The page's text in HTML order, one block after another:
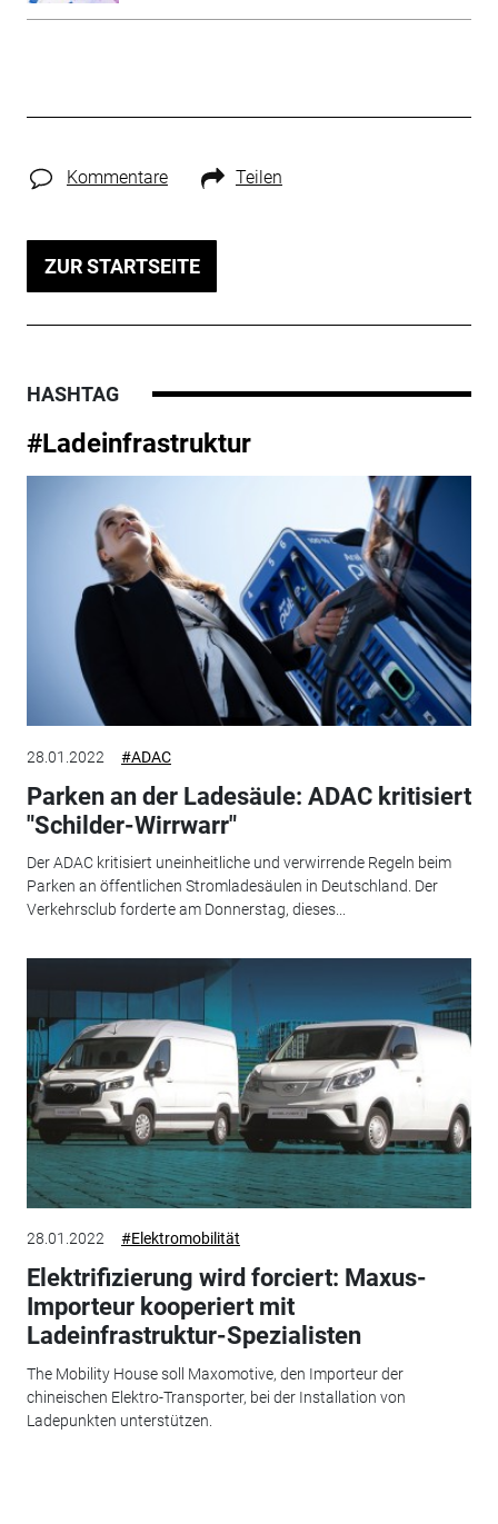
Kommentare Teilen
ZUR STARTSEITE
HASHTAG
#Ladeinfrastruktur
28.01.2022 #ADAC
Parken an der Ladesäule: ADAC kritisiert
"Schilder-Wirrwarr"
Der ADAC kritisiert uneinheitliche und verwirrende Regeln beim
Parken an öffentlichen Stromladesäulen in Deutschland. Der
Verkehrsclub forderte am Donnerstag, dieses...
28.01.2022 #Elektromobilität
Elektrifizierung wird forciert: Maxus-
Importeur kooperiert mit
Ladeinfrastruktur-Spezialisten
The Mobility House soll Maxomotive, den Importeur der
chineischen Elektro-Transporter, bei der Installation von
Ladepunkten unterstützen.